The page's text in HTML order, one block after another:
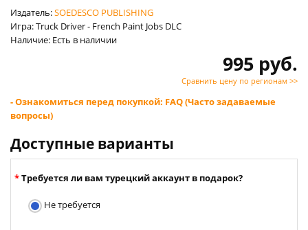
Издатель:SOEDESCO PUBLISHING
Игра: Truck Driver - French Paint Jobs DLC
Наличие: Есть в наличии
995 руб.
Сравнить цену по регионам >>
- Ознакомиться перед покупкой: FAQ (Часто задаваемые
вопросы)
Доступные варианты
Требуется ли вам турецкий аккаунт в подарок?
Не требуется